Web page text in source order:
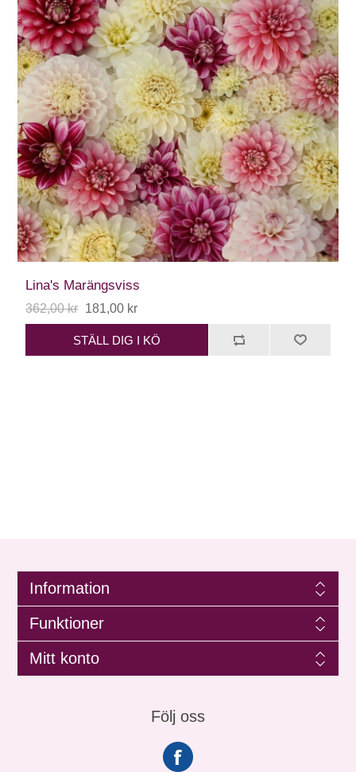
Lina's Marängsviss
362,00 kr 181,00 kr
STÄLL DIG I KÖ
Information
Funktioner
Mitt konto
Följ oss